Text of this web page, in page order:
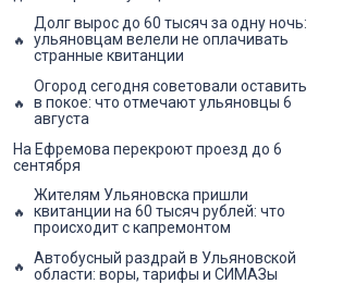
Долг вырос до 60 тысяч за одну ночь:
ульяновцам велели не оплачивать
странные квитанции
Огород сегодня советовали оставить
в покое: что отмечают ульяновцы 6
августа
На Ефремова перекроют проезд до 6
сентября
Жителям Ульяновска пришли
квитанции на 60 тысяч рублей: что
происходит с капремонтом
Автобусный раздрай в Ульяновской
области: воры, тарифы и СИМАЗы